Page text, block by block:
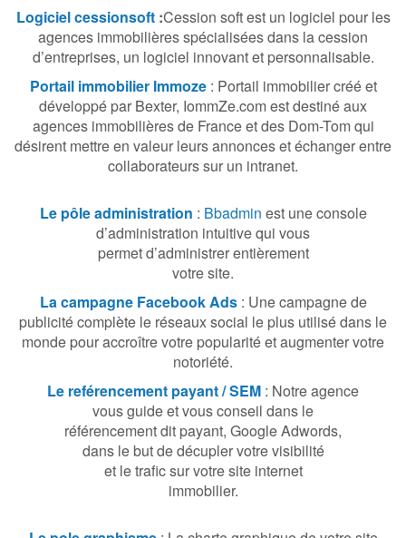
Logiciel cessionsoft:Cession soft est un logiciel pour les
agences immobilières spécialisées dans la cession
d’entreprises, un logiciel innovant et personnalisable.
Portail immobilier Immoze : Portail immobilier créé et
développé par Bexter, IommZe.com est destiné aux
agences immobilières de France et des Dom-Tom qui
désirent mettre en valeur leurs annonces et échanger entre
collaborateurs sur un intranet.
Le pôle administration : Bbadmin est une console
d’administration intuitive qui vous
permet d’administrer entièrement
votre site.
La campagne Facebook Ads : Une campagne de
publicité complète le réseaux social le plus utilisé dans le
monde pour accroître votre popularité et augmenter votre
notoriété.
Le reférencement payant / SEM : Notre agence
vous guide et vous conseil dans le
référencementdit payant, Google Adwords,
dans le but dedécupler votre visibilité
et le trafic sur votresite internet
immobilier.